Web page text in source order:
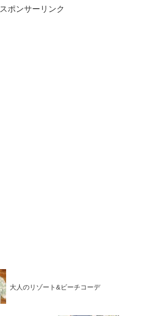
スポンサーリンク
大人のリゾート&ビーチコーデ